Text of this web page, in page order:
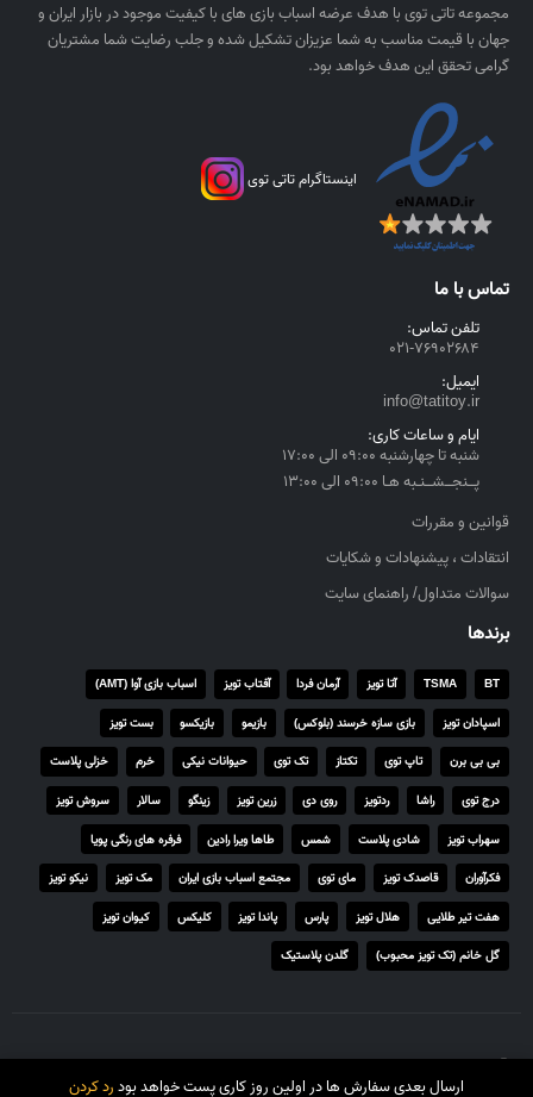
ارسال بعدی سفارش ها در اولین روز کاری پست خواهد بودرد کردن
مجموعه تاتی توی با هدف عرضه اسباب بازی های با کیفیت موجود در بازار ایران و
جهان با قیمت مناسب به شما عزیزان تشکیل شده و جلب رضایت شما مشتریان
گرامی تحقق این هدف خواهد بود.
اینستاگرام تاتی توی
تماس با ما
تلفن تماس:
۰۲۱-۷۶۹۰۲۶۸۴
ایمیل:
info@tatitoy.ir
ایام و ساعات کاری:
شنبه تا چهارشنبه ۰۹:۰۰ الی ۱۷:۰۰
پــنجــشــنـبه هـا ۰۹:۰۰ الی ۱۳:۰۰
قوانین و مقررات
انتقادات ، پیشنهادات و شکایات
سوالات متداول/ راهنمای سایت
برندها
BT
TSMA آتا تویز آرمان فردا آفتاب تویز اسباب بازی آوا (AMT)
اسپادان تویز بازی سازه خرسند (بلوکس) بازیمو بازیکسو بست تویز
بی بی برن تاپ توی تکتاز تک توی حیوانات نیکی خرم خزلی پلاست
درج توی راشا ردتویز روی دی زرین تویز زینگو سالار سروش تویز
سهراب تویز شادی پلاست شمس طاها ویرا رادین فرفره های رنگی پویا
فکرآوران قاصدک تویز مای توی مجتمع اسباب بازی ایران مک تویز نیکو تویز
هفت تیر طلایی هلال تویز پارس پاندا تویز کلیکس کیوان تویز
گل خانم (تک تویز محبوب) گلدن پلاستیک
© تمامی حقوق برای تاتی توی محفوظ است.